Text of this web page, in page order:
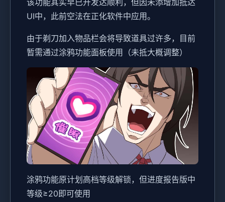
该功能其实早已开发达顺利，但因未添增加抵达
UI中，此前空法在正化软件中应用。
由于剃刀加入物品栏会将导致道具过许多，目前
暂需通过涂鸦功能面板使用（未抵大概调整）
涂鸦功能原计划高档等级解锁，但进度报告版中
等级≥20即可使用